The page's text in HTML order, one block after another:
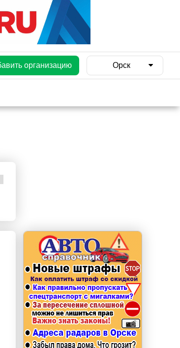
организацию Орск
erid: LdtCKJjWj Реклама. ИП Кучеренко Николай
Николаевич